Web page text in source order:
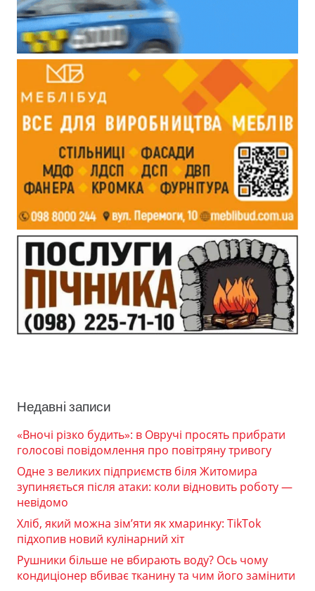
Недавні записи
«Вночі різко будить»: в Овручі просять прибрати
голосові повідомлення про повітряну тривогу
Одне з великих підприємств біля Житомира
зупиняється після атаки: коли відновить роботу —
невідомо
Хліб, який можна зім’яти як хмаринку: TikTok
підхопив новий кулінарний хіт
Рушники більше не вбирають воду? Ось чому
кондиціонер вбиває тканину та чим його замінити